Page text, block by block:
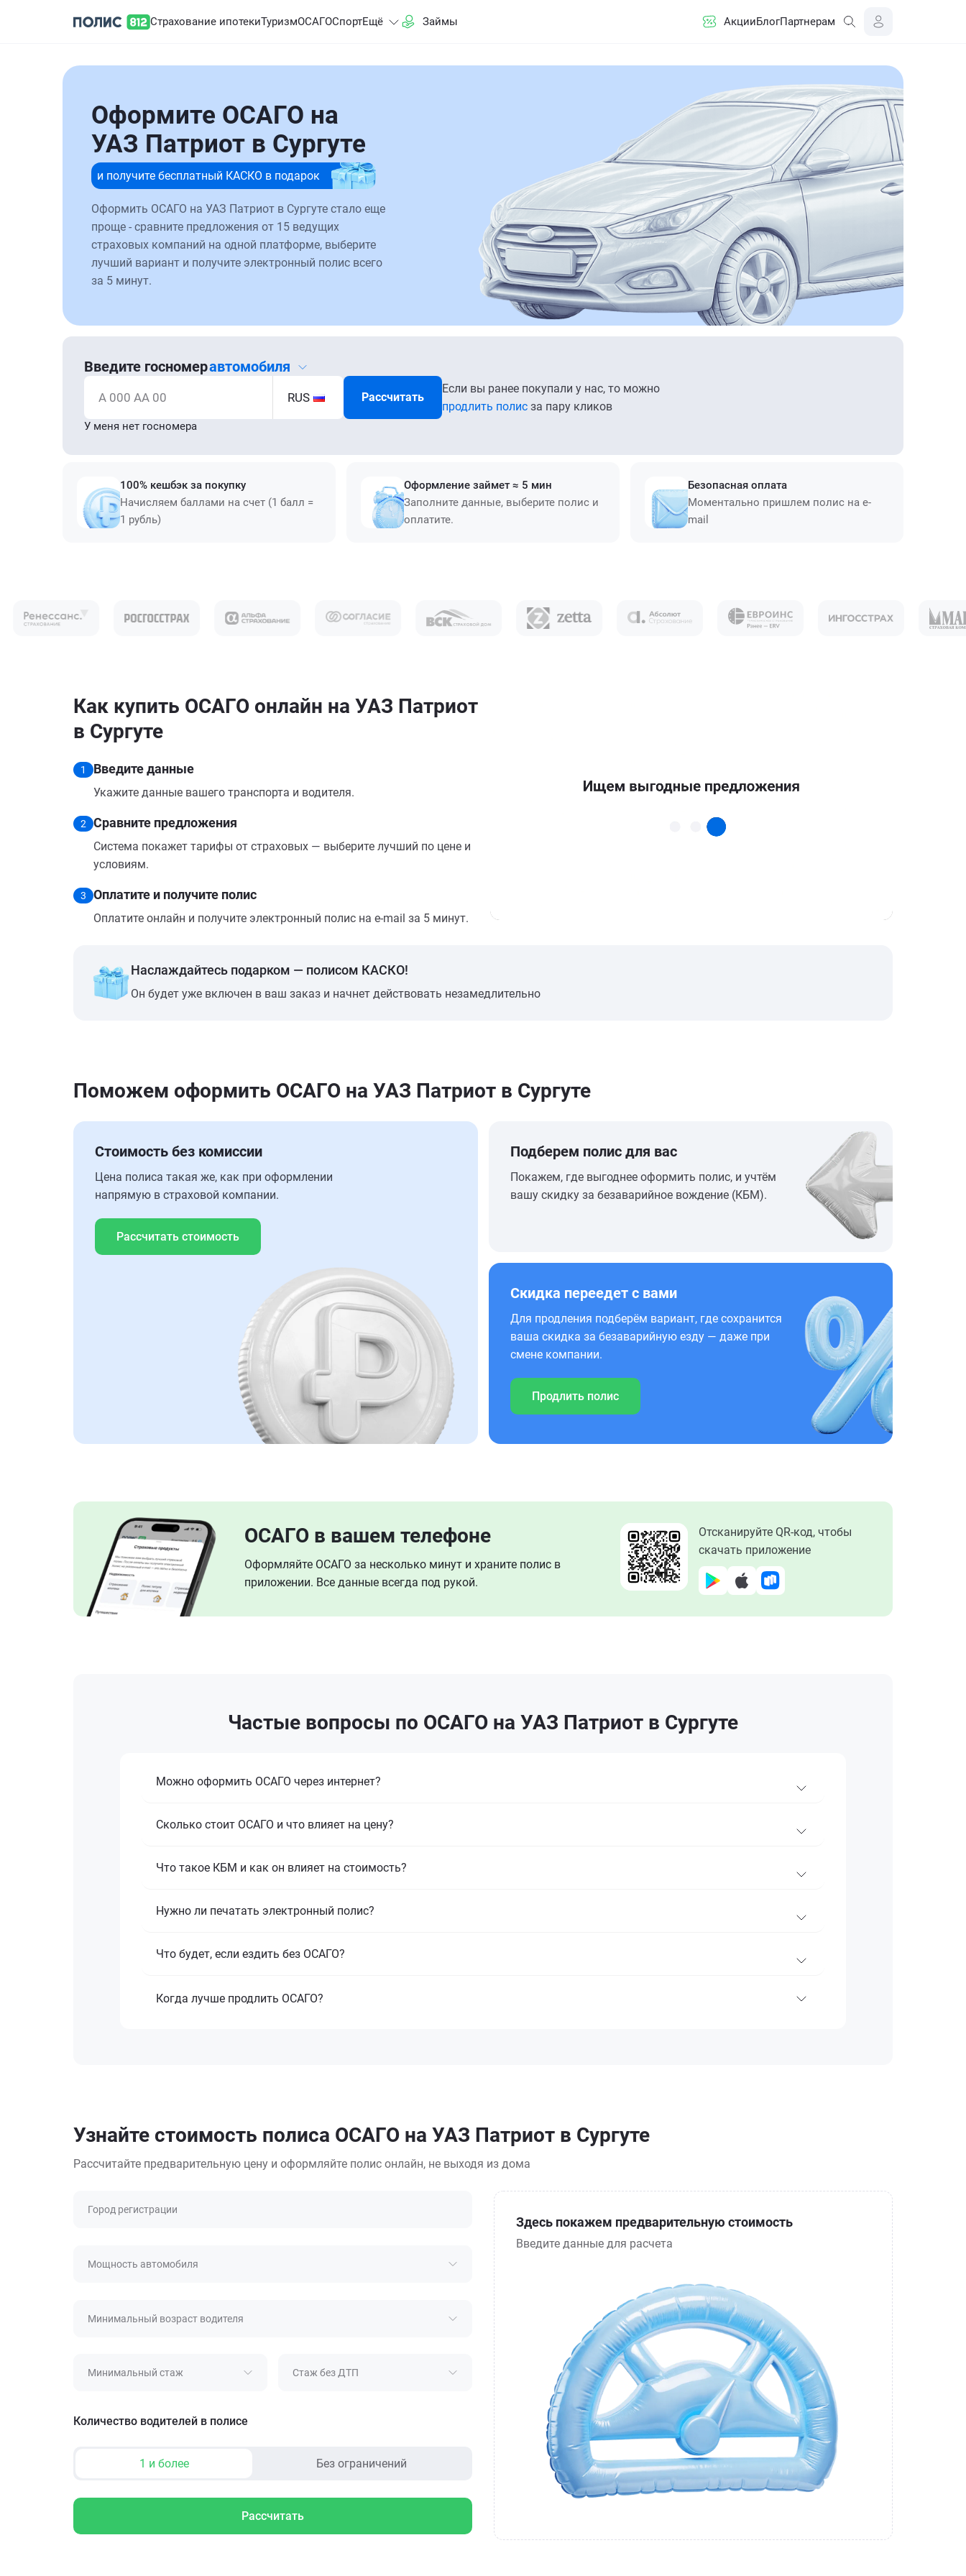
Страхование ипотекиТуризмОСАГОСпортЕщё Займы АкцииБлогПартнерам
Оформите ОСАГО на
УАЗ Патриот в Сургуте
и получите бесплатный КАСКО в подарок
Оформить ОСАГО на УАЗ Патриот в Сургуте стало еще
проще - сравните предложения от 15 ведущих
страховых компаний на одной платформе, выберите
лучший вариант и получите электронный полис всего
за 5 минут.
Введите госномеравтомобиля
А 000 АА 00 RUS Рассчитать
Если вы ранее покупали у нас, то можно
продлить полис за пару кликов
У меня нет госномера
100% кешбэк за покупку
Начисляем баллами на счет (1 балл =
1 рубль)
Оформление займет ≈ 5 мин
Заполните данные, выберите полис и
оплатите.
Безопасная оплата
Моментально пришлем полис на e-
mail
Как купить ОСАГО онлайн на УАЗ Патриот
в Сургуте
1 Введите данные
Укажите данные вашего транспорта и водителя.
2 Сравните предложения
Система покажет тарифы от страховых — выберите лучший по цене и
условиям.
3 Оплатите и получите полис
Оплатите онлайн и получите электронный полис на e-mail за 5 минут.
Наслаждайтесь подарком — полисом КАСКО!
Он будет уже включен в ваш заказ и начнет действовать незамедлительно
Поможем оформить ОСАГО на УАЗ Патриот в Сургуте
Стоимость без комиссии
Цена полиса такая же, как при оформлении
напрямую в страховой компании.
Рассчитать стоимость
Подберем полис для вас
Покажем, где выгоднее оформить полис, и учтём
вашу скидку за безаварийное вождение (КБМ).
Скидка переедет с вами
Для продления подберём вариант, где сохранится
ваша скидка за безаварийную езду — даже при
смене компании.
Продлить полис
ОСАГО в вашем телефоне
Оформляйте ОСАГО за несколько минут и храните полис в
приложении. Все данные всегда под рукой.
Отсканируйте QR-код, чтобы
скачать приложение
Частые вопросы по ОСАГО на УАЗ Патриот в Сургуте
Можно оформить ОСАГО через интернет?
Сколько стоит ОСАГО и что влияет на цену?
Что такое КБМ и как он влияет на стоимость?
Нужно ли печатать электронный полис?
Что будет, если ездить без ОСАГО?
Когда лучше продлить ОСАГО?
Узнайте стоимость полиса ОСАГО на УАЗ Патриот в Сургуте
Рассчитайте предварительную цену и оформляйте полис онлайн, не выходя из дома
Город регистрации
Мощность автомобиля
Минимальный возраст водителя
Минимальный стаж Стаж без ДТП
Количество водителей в полисе
1 и более Без ограничений
Рассчитать
Здесь покажем предварительную стоимость
Введите данные для расчета